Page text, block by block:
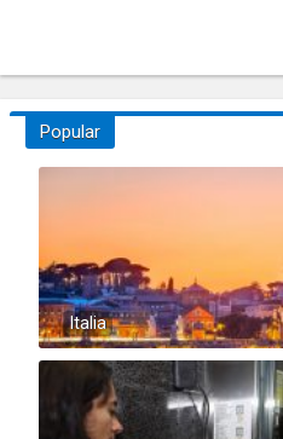
Popular
Italia